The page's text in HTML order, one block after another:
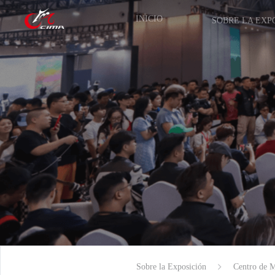
INICIO SOBRE LA
Sobre la Exposición Centro de